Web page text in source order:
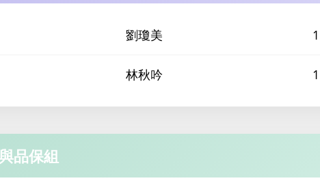
劉瓊美
林秋吟
品保組